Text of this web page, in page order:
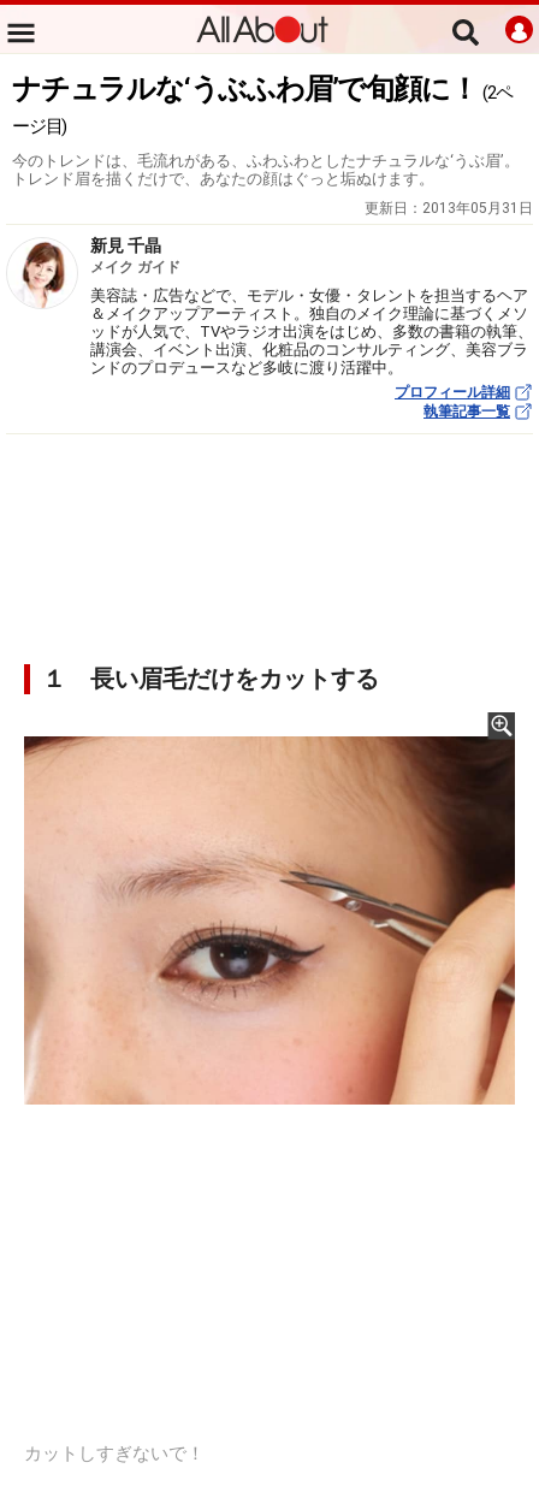
ナチュラルな‘うぶふわ眉’で旬顔に！
(2ペ
ージ目)
今のトレンドは、毛流れがある、ふわふわとしたナチュラルな‘うぶ眉’。
トレンド眉を描くだけで、あなたの顔はぐっと垢ぬけます。
更新日： 2013年05月31日
新見 千晶
メイク ガイド
美容誌・広告などで、モデル・女優・タレントを担当するヘア
＆メイクアップアーティスト。独自のメイク理論に基づくメソ
ッドが人気で、TVやラジオ出演をはじめ、多数の書籍の執筆、
講演会、イベント出演、化粧品のコンサルティング、美容ブラ
ンドのプロデュースなど多岐に渡り活躍中。
プロフィール詳細
執筆記事一覧
１ 長い眉毛だけをカットする
カットしすぎないで！